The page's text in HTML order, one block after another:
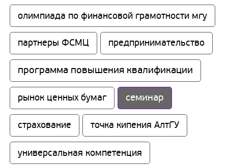
олимпиада по финансовой грамотности мгу
партнеры ФСМЦ предпринимательство
программа повышения квалификации
рынок ценных бумаг семинар
страхование точка кипения АлтГУ
универсальная компетенция